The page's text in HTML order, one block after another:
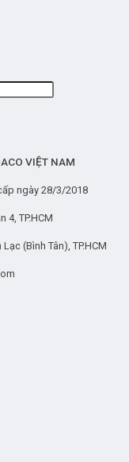
VIỆT NAM
ngày 28/3/2018
4, TP.HCM
(Bình Tân), TP.HCM